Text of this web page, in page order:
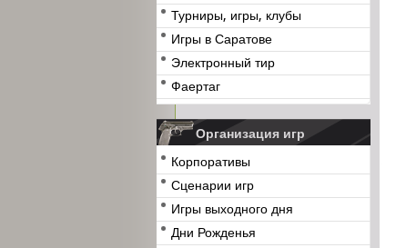
Турниры, игры, клубы
Игры в Саратове
Электронный тир
Фаертаг
Организация игр
Корпоративы
Сценарии игр
Игры выходного дня
Дни Рожденья